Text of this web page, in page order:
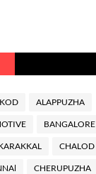
ALAPPUZHA
BANGALORE
CHALOD
CHERUPUZHA